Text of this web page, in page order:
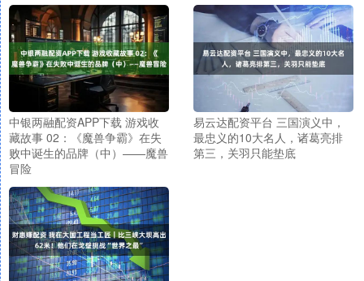
中银两融配资APP下载 游戏收
藏故事 02：《魔兽争霸》在失
败中诞生的品牌（中）——魔兽
冒险
易云达配资平台 三国演义中，
最忠义的10大名人，诸葛亮排
第三，关羽只能垫底